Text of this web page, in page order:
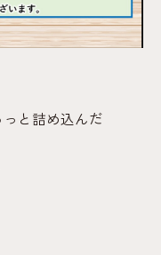
っと詰め込んだ